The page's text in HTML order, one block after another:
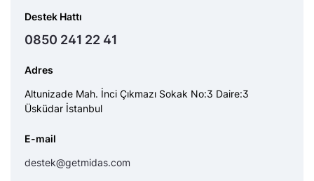
Destek Hattı
0850 241 22 41
Adres
Altunizade Mah. İnci Çıkmazı Sokak No:3 Daire:3
Üsküdar İstanbul
E-mail
destek@getmidas.com